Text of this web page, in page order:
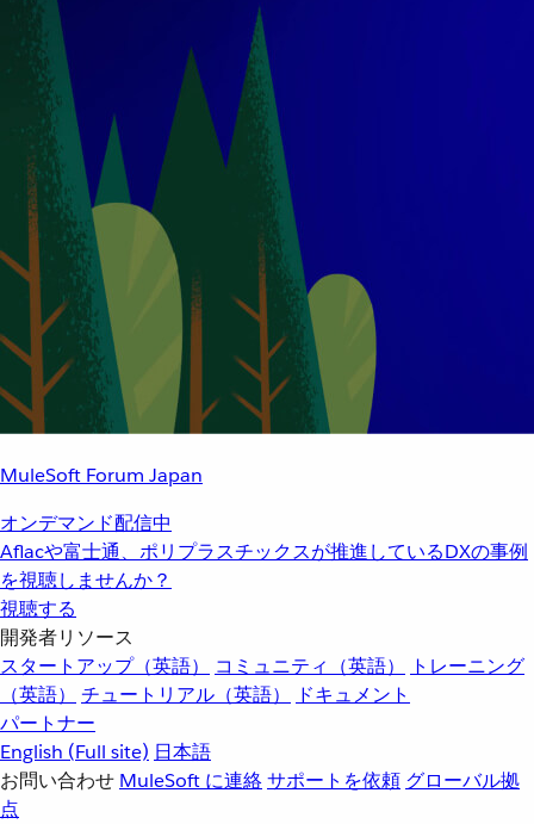
MuleSoft Forum Japan
オンデマンド配信中
Aflacや富士通、ポリプラスチックスが推進しているDXの事例
を視聴しませんか？
視聴する
開発者リソース
スタートアップ（英語）
コミュニティ（英語）
トレーニング
（英語）
チュートリアル（英語）
ドキュメント
パートナー
English (Full site) 日本語
お問い合わせ MuleSoft に連絡サポートを依頼 グローバル拠
点